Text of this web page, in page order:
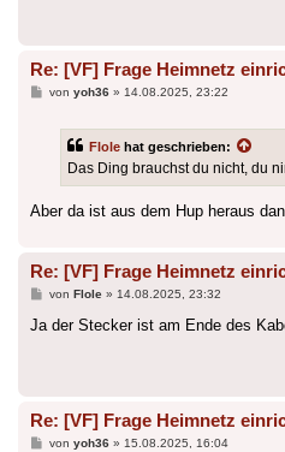
Re: [VF] Frage Heimnetz
Beitrag
von yoh36» 14.08.2025, 23:22
Flole hat geschrieben:
Das Ding brauchst du nicht, du
Aber da ist aus dem Hup heraus
Re: [VF] Frage Heimnetz
Beitrag
von Flole» 14.08.2025, 23:32
Ja der Stecker ist am Ende des
Re: [VF] Frage Heimnetz
Beitrag
von yoh36» 15.08.2025, 16:04